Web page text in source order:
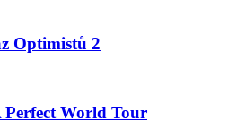
Optimistů 2
World Tour